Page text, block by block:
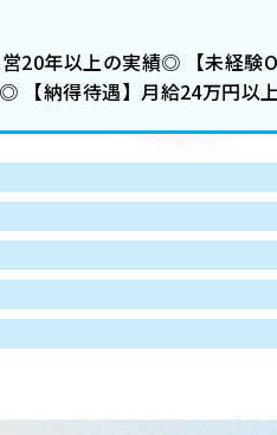
営20年以上の実績◎ 【未経
【納得待遇】月給24万円以